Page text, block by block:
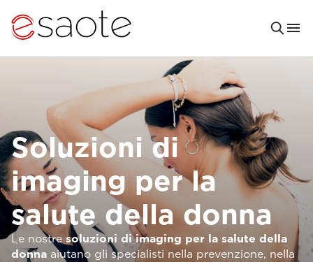
Soluzioni di
imaging per la
salute della donna
Le nostre soluzioni di imaging per la salute della
donna aiutano gli specialisti nella prevenzione, nella